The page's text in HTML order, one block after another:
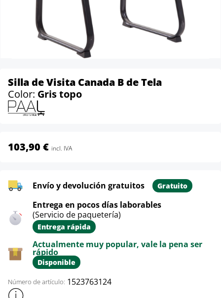
Silla de Visita Canada B de Tela
Color: Gris topo
103,90 € incl. IVA
Envío y devolución gratuitos Gratuito
Entrega en pocos días laborables
(Servicio de paquetería)
Entrega rápida
Actualmente muy popular, vale la pena ser
rápido
Disponible
Número de artículo: 1523763124
Mostrar más información sobre el producto